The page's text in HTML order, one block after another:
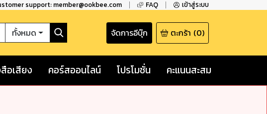
support: member@ookbee.com FAQ เข้าสู่ระบบ
ทั้งหมด จัดการอีบุ๊ก ตะกร้า (0)
อเสียง คอร์สออนไลน์ โปรโมชั่น คะแนนสะสม